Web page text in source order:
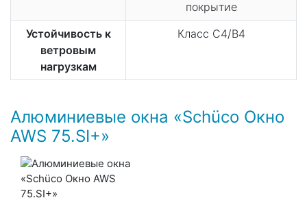
покрытие
Устойчивость к
ветровым
нагрузкам
Класс C4/B4
Алюминиевые окна «Schüco Окно
AWS 75.SI+»